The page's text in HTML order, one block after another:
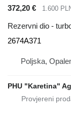
372,20 € 1.600
Rezervni dio -
2674A371
Poljska,
PHU "Karetina"